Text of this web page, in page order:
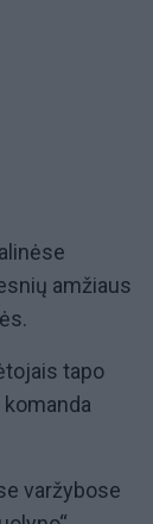
amžiaus
tapo
varžybose